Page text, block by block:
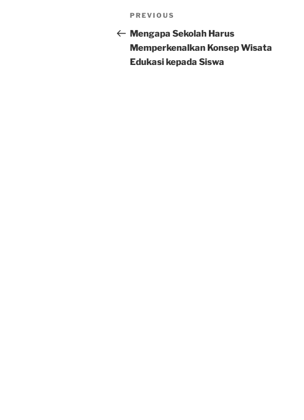
Post
navigation
Previous
Post
PREVIOUS
Mengapa Sekolah Harus
Memperkenalkan Konsep Wisata
Edukasi kepada Siswa